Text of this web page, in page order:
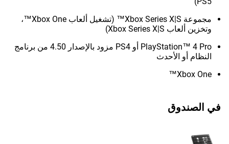
مجموعة Xbox Series X|S™ (تشغيل ألعاب Xbox One™،
وتخزين ألعاب Xbox Series X|S)
PlayStation™ 4 Pro أو PS4 مزود بالإصدار 4.50 من برنامج
النظام أو الأحدث
Xbox One™
في الصندوق